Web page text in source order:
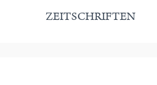
ZEITSCHRIFTEN